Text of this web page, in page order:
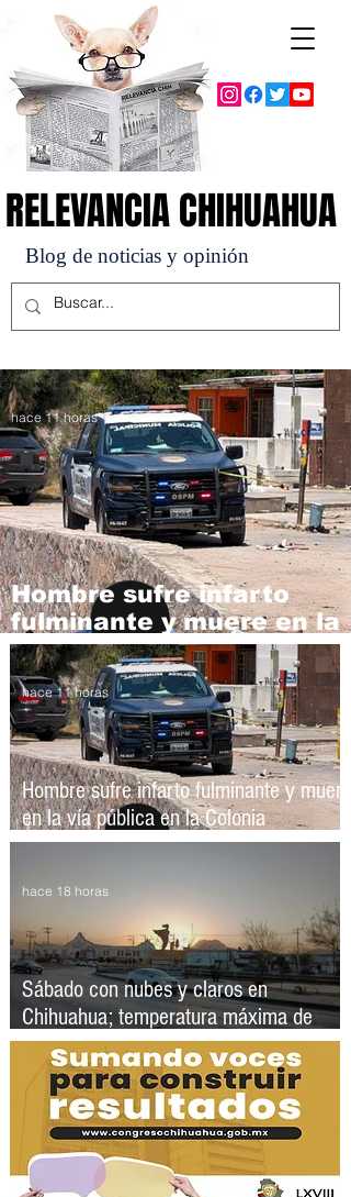
Blog de noticias y opinión
RELEVANCIA CHIHUAHUA
RELEVANCIA CHIHUAHUA
Hombre sufre infarto
fulminante y muere en la
vía pública en la Colonia
Campesina
hace 11 horas
Hombre sufre infarto fulminante y muere
en la vía pública en la Colonia
Campesina
hace 11 horas
Sábado con nubes y claros en
Chihuahua; temperatura máxima de
34°C
hace 18 horas